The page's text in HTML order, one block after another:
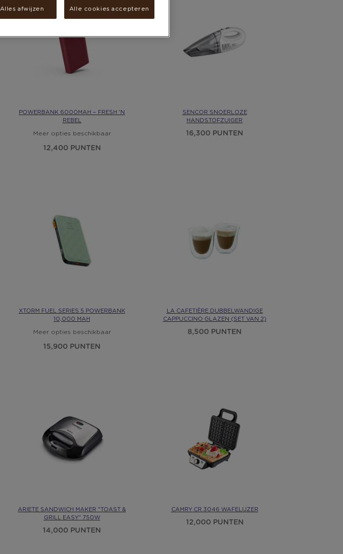
POWERBANK 6000MAH − FRESH 'N
REBEL
Meer opties beschikbaar
12,400 PUNTEN
SENCOR SNOERLOZE
HANDSTOFZUIGER
16,300 PUNTEN
XTORM FUEL SERIES 5 POWERBANK
10,000 MAH
Meer opties beschikbaar
15,900 PUNTEN
LA CAFETIÈRE DUBBELWANDIGE
CAPPUCCINO GLAZEN (SET VAN 2)
8,500 PUNTEN
ARIETE SANDWICH MAKER "TOAST &
GRILL EASY" 750W
14,000 PUNTEN
CAMRY CR 3046 WAFELIJZER
12,000 PUNTEN
Alles afwijzen Alle cookies accepteren